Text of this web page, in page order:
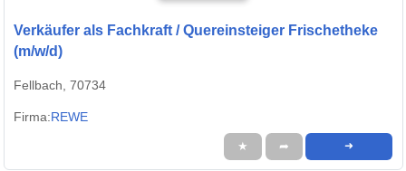
Verkäufer als Fachkraft / Quereinsteiger Frischetheke
(m/w/d)
Fellbach, 70734
Firma:REWE
★ ➦ ➜